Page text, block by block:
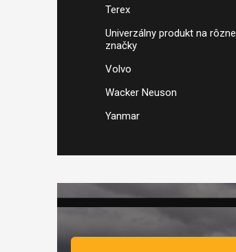
Terex
Univerzálny produkt na rôzne
značky
Volvo
Wacker Neuson
Yanmar